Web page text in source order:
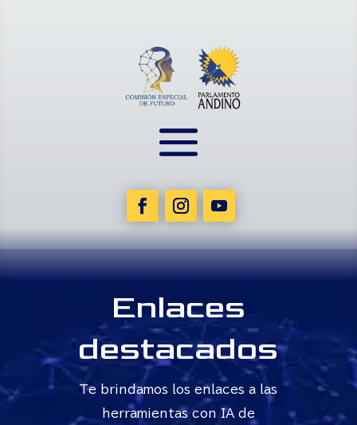
Enlaces
destacados
Te brindamos los enlaces a las
herramientas con IA de